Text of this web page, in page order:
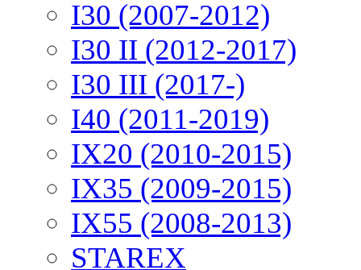
I30 (2007-2012)
I30 II (2012-2017)
I30 III (2017-)
I40 (2011-2019)
IX20 (2010-2015)
IX35 (2009-2015)
IX55 (2008-2013)
STAREX